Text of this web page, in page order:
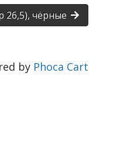
26,5), чёрные
by Phoca Cart